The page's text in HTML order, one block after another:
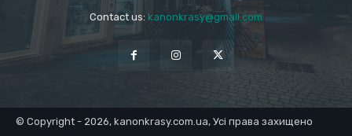
Contact us: kanonkrasy@gmail.com
© Copyright - 2026, kanonkrasy.com.ua, Усі права захищено